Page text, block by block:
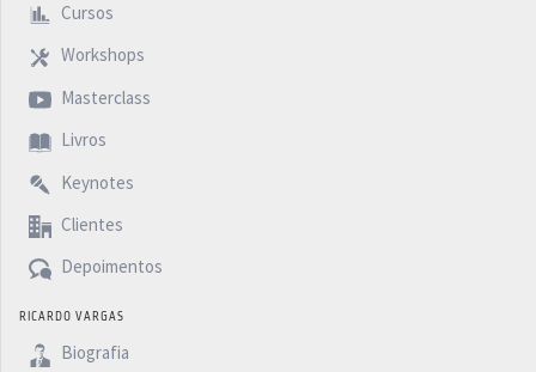
Cursos
Workshops
Masterclass
Livros
Keynotes
Clientes
Depoimentos
RICARDO VARGAS
Biografia